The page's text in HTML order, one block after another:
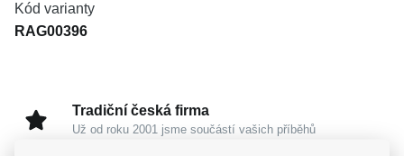
Kód varianty
RAG00396
Tradiční česká firma
Už od roku 2001 jsme součástí vašich příběhů